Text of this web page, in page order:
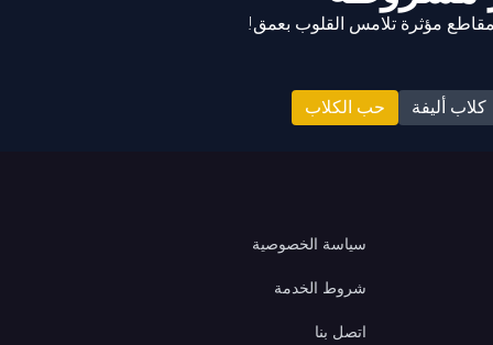
كلاب أليفة حب الكلاب
سياسة الخصوصية
شروط الخدمة
اتصل بنا